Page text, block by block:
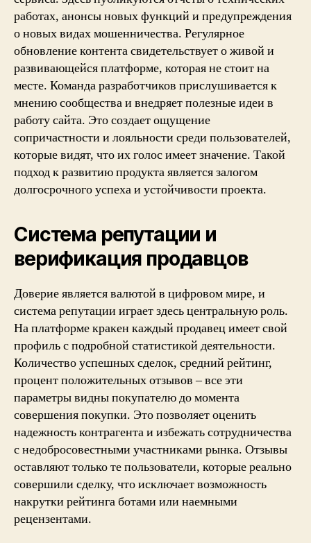
работах, анонсы новых функций и предупреждения
о новых видах мошенничества. Регулярное
обновление контента свидетельствует о живой и
развивающейся платформе, которая не стоит на
месте. Команда разработчиков прислушивается к
мнению сообщества и внедряет полезные идеи в
работу сайта. Это создает ощущение
сопричастности и лояльности среди пользователей,
которые видят, что их голос имеет значение. Такой
подход к развитию продукта является залогом
долгосрочного успеха и устойчивости проекта.
Система репутации и
верификация продавцов
Доверие является валютой в цифровом мире, и
система репутации играет здесь центральную роль.
На платформе кракен каждый продавец имеет свой
профиль с подробной статистикой деятельности.
Количество успешных сделок, средний рейтинг,
процент положительных отзывов – все эти
параметры видны покупателю до момента
совершения покупки. Это позволяет оценить
надежность контрагента и избежать сотрудничества
с недобросовестными участниками рынка. Отзывы
оставляют только те пользователи, которые реально
совершили сделку, что исключает возможность
накрутки рейтинга ботами или наемными
рецензентами.